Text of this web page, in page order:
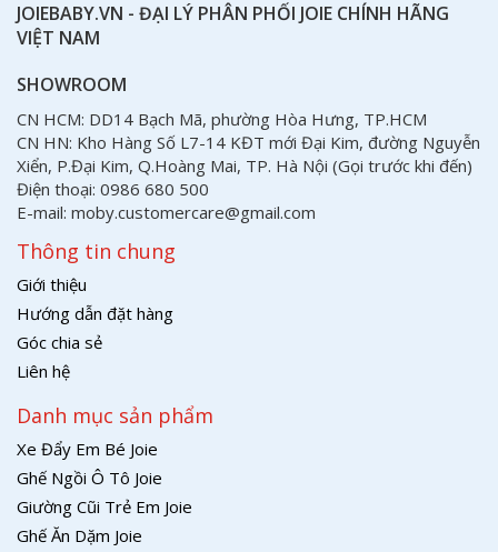
JOIEBABY.VN - ĐẠI LÝ PHÂN PHỐI JOIE CHÍNH HÃNG
VIỆT NAM
SHOWROOM
CN HCM: DD14 Bạch Mã, phường Hòa Hưng, TP.HCM
CN HN: Kho Hàng Số L7-14 KĐT mới Đại Kim, đường Nguyễn
Xiển, P.Đại Kim, Q.Hoàng Mai, TP. Hà Nội (Gọi trước khi đến)
Điện thoại: 0986 680 500
E-mail: moby.customercare@gmail.com
Thông tin chung
Giới thiệu
Hướng dẫn đặt hàng
Góc chia sẻ
Liên hệ
Danh mục sản phẩm
Xe Đẩy Em Bé Joie
Ghế Ngồi Ô Tô Joie
Giường Cũi Trẻ Em Joie
Ghế Ăn Dặm Joie